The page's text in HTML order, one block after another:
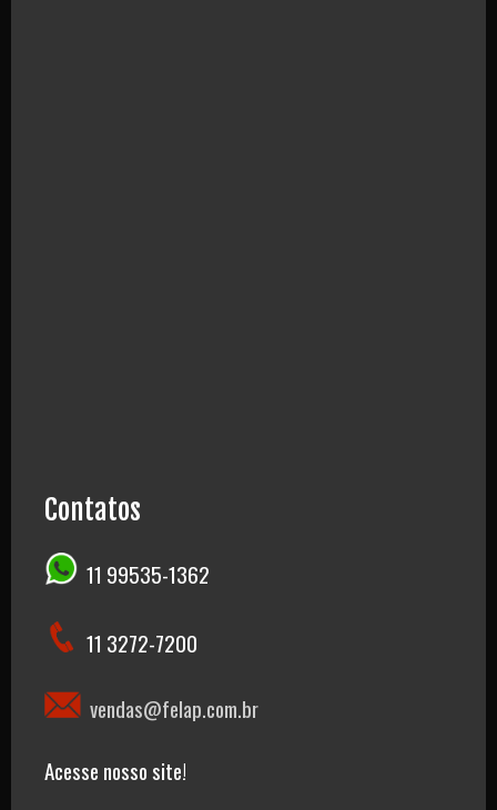
Contatos
11 99535-1362
11 3272-7200
vendas@felap.com.br
Acesse nosso site!